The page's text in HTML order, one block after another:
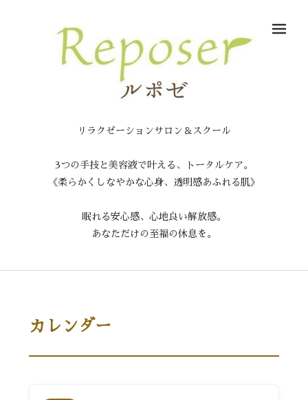
リラクゼーションサロン＆スクール
3つの手技と美容液で叶える、トータルケア。
《柔らかくしなやかな心身、透明感あふれる肌》
眠れる安心感、心地良い解放感。
あなただけの至福の休息を。
カレンダー